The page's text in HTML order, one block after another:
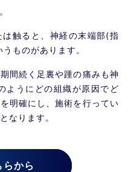
触ると、神経の末端部(指
ものがあります。
間続く足裏や踵の痛みも神
ようにどの組織が原因でど
明確にし、施術を行ってい
なります。
から